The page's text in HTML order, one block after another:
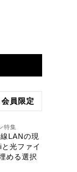
会員限定
特集
LANの現
光ファイ
める選択